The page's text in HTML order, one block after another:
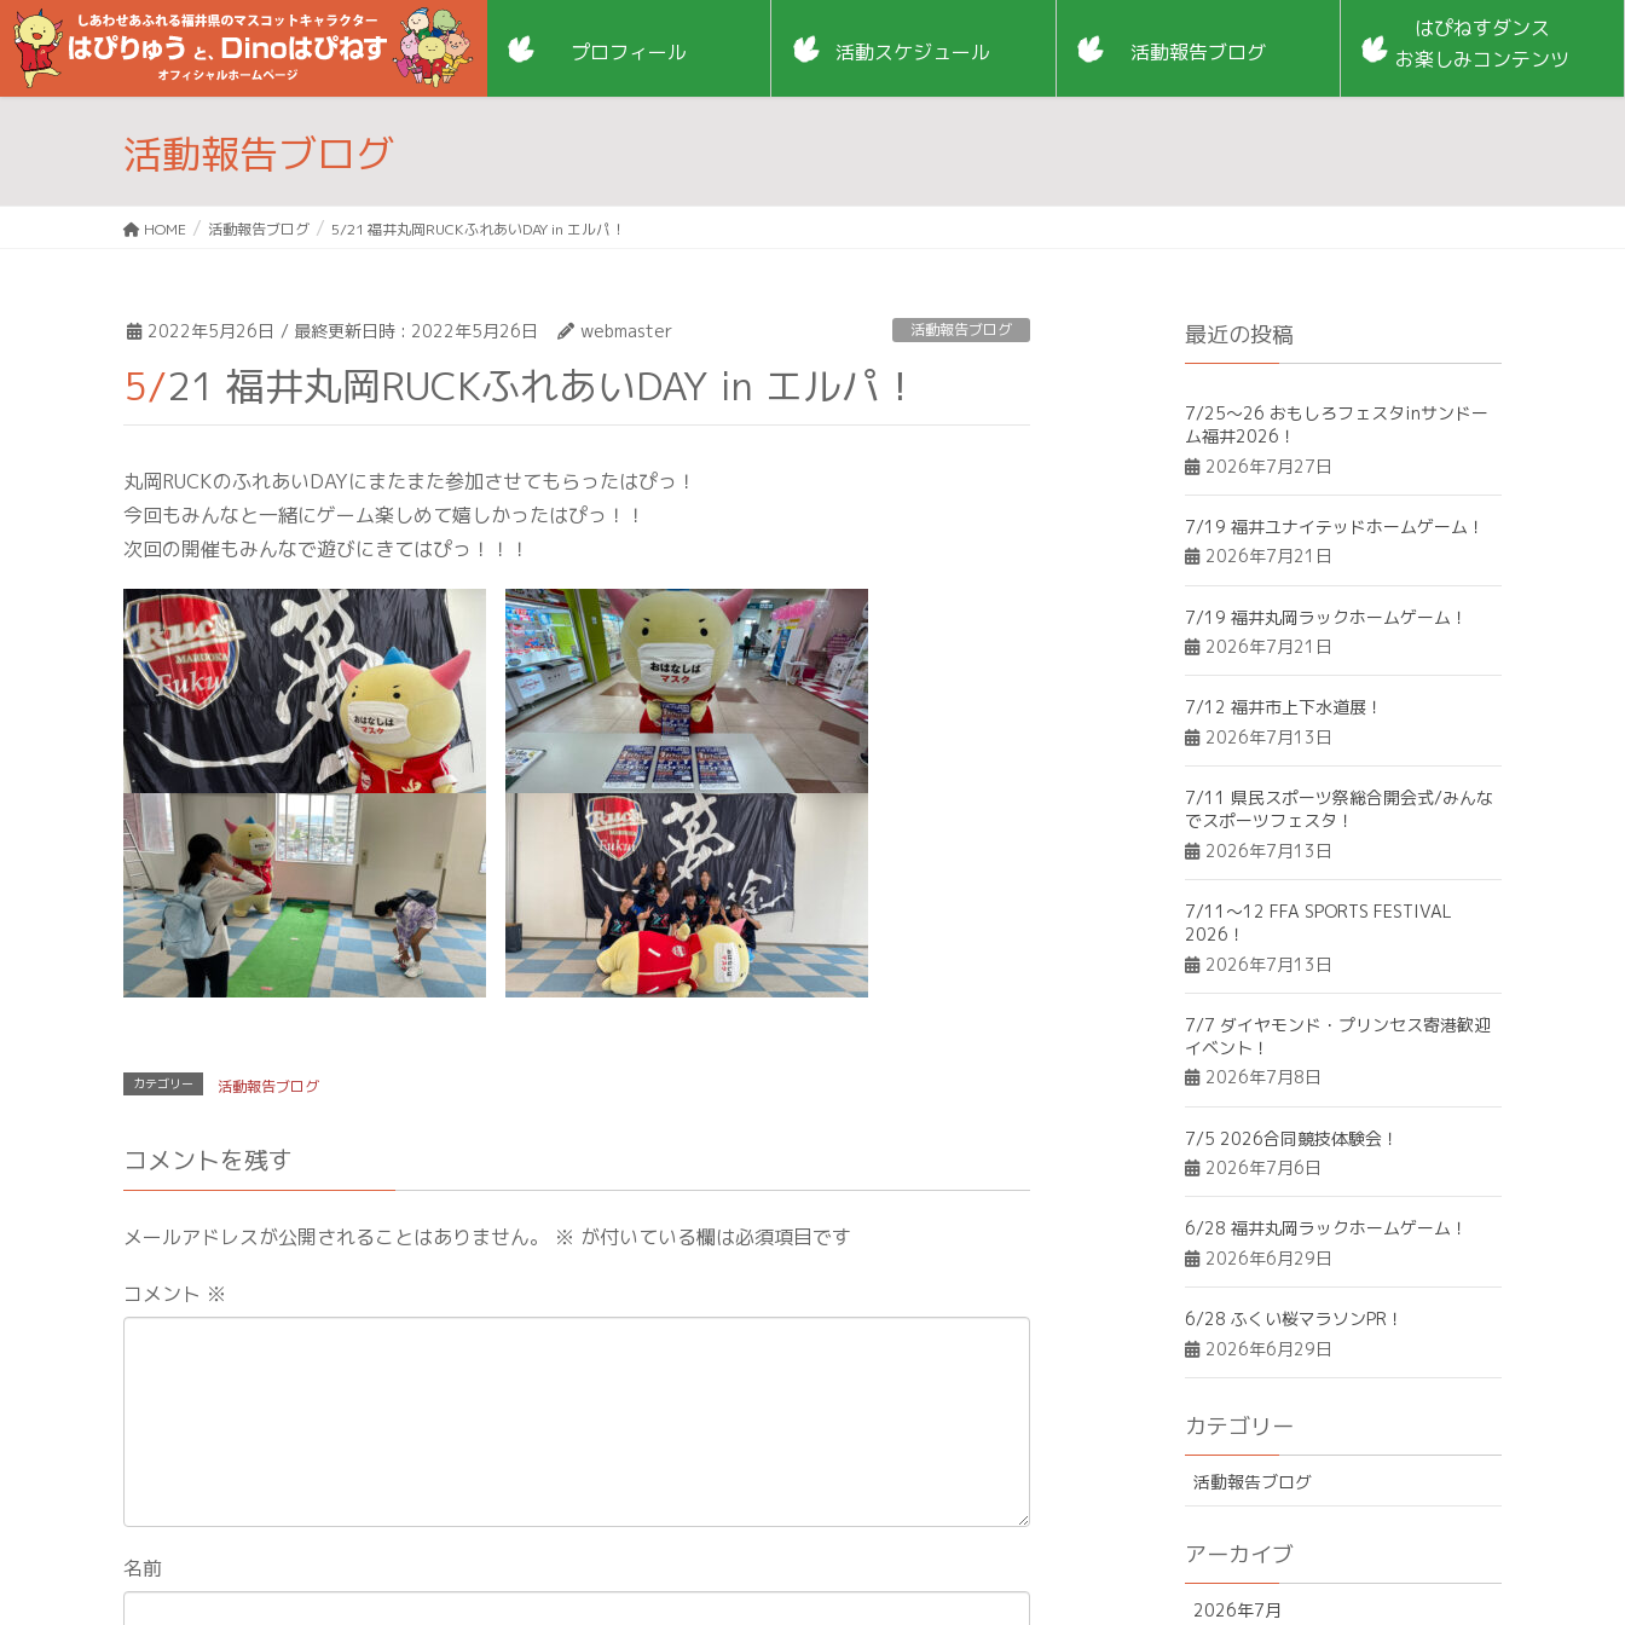
プロフィール 活動スケジュール 活動報告ブログ
はぴねすダンス
お楽しみコンテンツ
活動報告ブログ
HOME 活動報告ブログ 5/21 福井丸岡RUCKふれあいDAY in エルパ！
2022年5月26日 / 最終更新日時 : 2022年5月26日 webmaster 活動報告ブログ
5/21 福井丸岡RUCKふれあいDAY in エルパ！
丸岡RUCKのふれあいDAYにまたまた参加させてもらったはぴっ！
今回もみんなと一緒にゲーム楽しめて嬉しかったはぴっ！！
次回の開催もみんなで遊びにきてはぴっ！！！
カテゴリー 活動報告ブログ
コメントを残す
メールアドレスが公開されることはありません。 ※ が付いている欄は必須項目です
コメント ※
名前
最近の投稿
7/25～26 おもしろフェスタinサンドー
ム福井2026！
2026年7月27日
7/19 福井ユナイテッドホームゲーム！
2026年7月21日
7/19 福井丸岡ラックホームゲーム！
2026年7月21日
7/12 福井市上下水道展！
2026年7月13日
7/11 県民スポーツ祭総合開会式/みんな
でスポーツフェスタ！
2026年7月13日
7/11～12 FFA SPORTS FESTIVAL
2026！
2026年7月13日
7/7 ダイヤモンド・プリンセス寄港歓迎
イベント！
2026年7月8日
7/5 2026合同競技体験会！
2026年7月6日
6/28 福井丸岡ラックホームゲーム！
2026年6月29日
6/28 ふくい桜マラソンPR！
2026年6月29日
カテゴリー
活動報告ブログ
アーカイブ
2026年7月